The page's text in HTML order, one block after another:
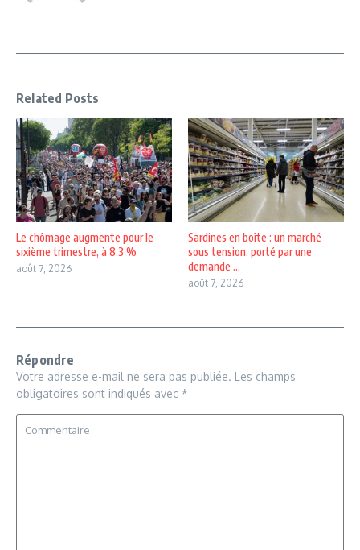
Related Posts
Le chômage augmente pour le
sixième trimestre, à 8,3 %
août 7, 2026
Sardines en boîte : un marché
sous tension, porté par une
demande ...
août 7, 2026
Répondre
Votre adresse e-mail ne sera pas publiée. Les champs
obligatoires sont indiqués avec *